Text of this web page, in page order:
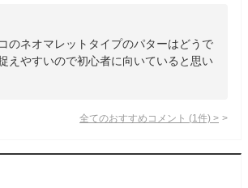
のネオマレットタイプのパターはどうで
えやすいので初心者に向いていると思い
全てのおすすめコメント (1 件) >